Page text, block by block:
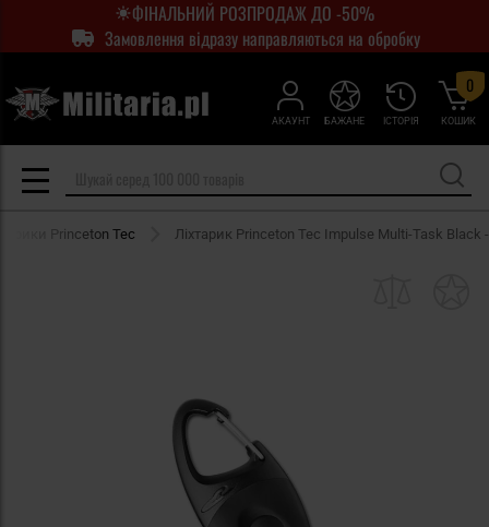
ФІНАЛЬНИЙ РОЗПРОДАЖ ДО -50%
Замовлення відразу направляються на обробку
АКАУНТ ІСТОРІЯ
БАЖАНЕ КОШИК
0
Princeton Tec Ліхтарик Princeton Tec Impulse Multi-Task Black -